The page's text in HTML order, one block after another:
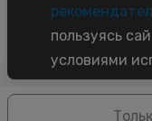
3 минуты
пользуясь
условиями